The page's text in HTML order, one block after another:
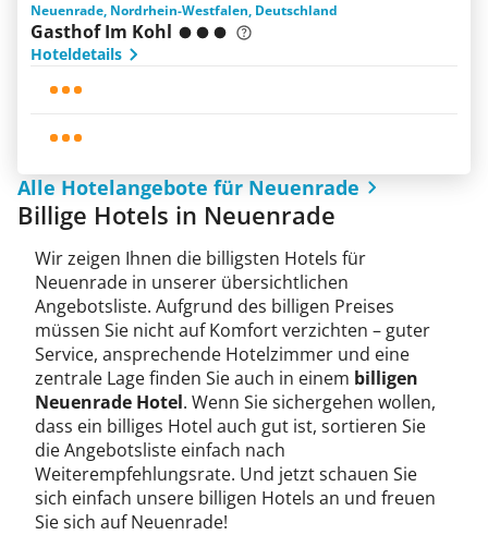
Neuenrade, Nordrhein-Westfalen, Deutschland
Gasthof Im Kohl
Hoteldetails
Alle Hotelangebote für Neuenrade
Billige Hotels in Neuenrade
Wir zeigen Ihnen die billigsten Hotels für
Neuenrade in unserer übersichtlichen
Angebotsliste. Aufgrund des billigen Preises
müssen Sie nicht auf Komfort verzichten – guter
Service, ansprechende Hotelzimmer und eine
zentrale Lage finden Sie auch in einem billigen
Neuenrade Hotel. Wenn Sie sichergehen wollen,
dass ein billiges Hotel auch gut ist, sortieren Sie
die Angebotsliste einfach nach
Weiterempfehlungsrate. Und jetzt schauen Sie
sich einfach unsere billigen Hotels an und freuen
Sie sich auf Neuenrade!